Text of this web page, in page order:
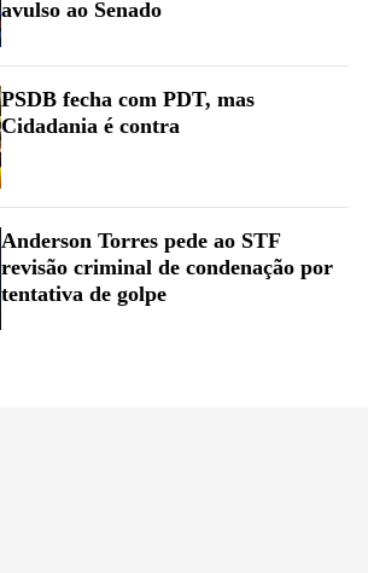
avulso ao Senado
PSDB fecha com PDT, mas
Cidadania é contra
Anderson Torres pede ao STF
revisão criminal de condenação por
tentativa de golpe